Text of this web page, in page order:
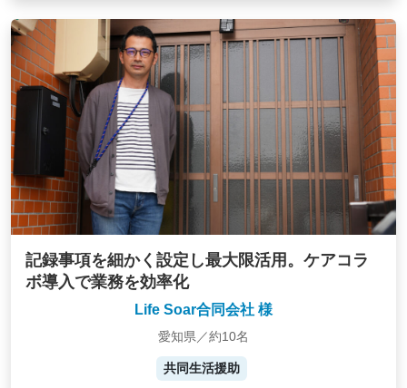
記録事項を細かく設定し最大限活用。ケアコラ
ボ導入で業務を効率化
Life Soar合同会社 様
愛知県／約10名
共同生活援助